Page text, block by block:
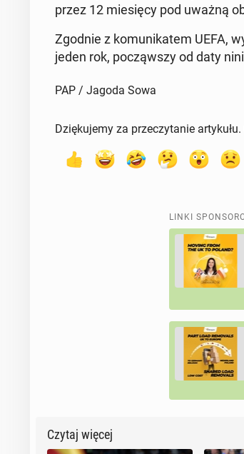
przez 12 mie­się­cy pod uważną
Zgodnie z ko­mu­ni­ka­tem UEFA,
jeden rok, po­cząw­szy od daty
PAP / Jagoda Sowa
Dziękujemy za przeczytanie
LINKI
Czytaj więcej